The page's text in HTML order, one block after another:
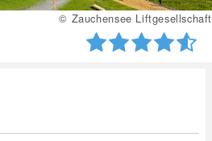
© Zauchensee Liftgesellschaft